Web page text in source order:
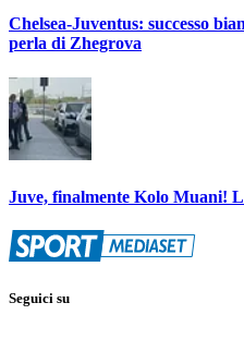
Chelsea-Juventus: successo
perla di Zhegrova
Juve, finalmente Kolo Muani!
Seguici su